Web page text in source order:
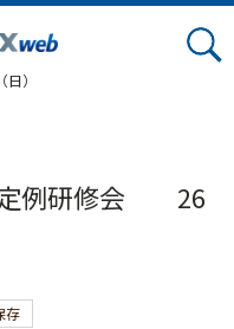
）
定例研修会 26
存